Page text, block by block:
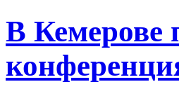
В Кемерове